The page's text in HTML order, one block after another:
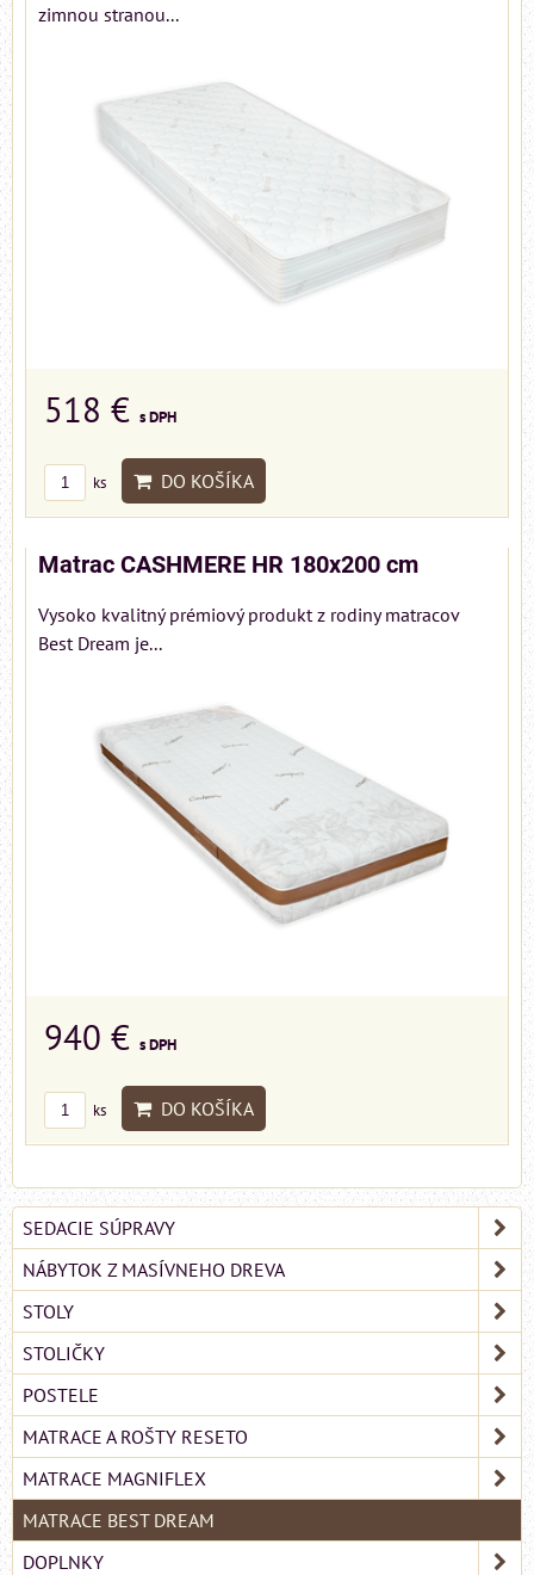
zimnou stranou...
518 € s DPH
ks DO KOŠÍKA
Matrac CASHMERE HR 180x200 cm
Vysoko kvalitný prémiový produkt z rodiny matracov
Best Dream je...
940 € s DPH
ks DO KOŠÍKA
SEDACIE SÚPRAVY
NÁBYTOK Z MASÍVNEHO DREVA
STOLY
STOLIČKY
POSTELE
MATRACE A ROŠTY RESETO
MATRACE MAGNIFLEX
MATRACE BEST DREAM
DOPLNKY